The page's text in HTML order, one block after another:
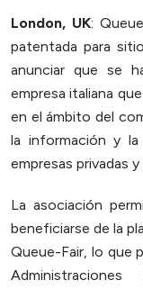
London, UK:
patentada para
anunciar que se
empresa italiana
en el ámbito del
la información y la
empresas privadas
La asociación
beneficiarse de la
Queue-Fair, lo que